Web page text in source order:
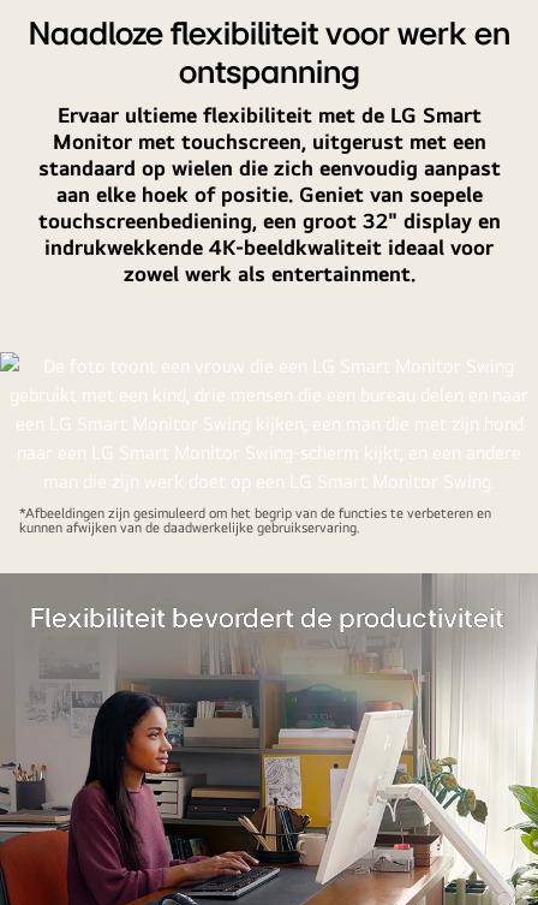
Naadloze flexibiliteit voor werk en
ontspanning
Ervaar ultieme flexibiliteit met de LG Smart
Monitor met touchscreen, uitgerust met een
standaard op wielen die zich eenvoudig aanpast
aan elke hoek of positie. Geniet van soepele
touchscreenbediening, een groot 32" display en
indrukwekkende 4K-beeldkwaliteit ideaal voor
zowel werk als entertainment.
*Afbeeldingen zijn gesimuleerd om het begrip van de functies te verbeteren en
kunnen afwijken van de daadwerkelijke gebruikservaring.
Flexibiliteit bevordert de productiviteit